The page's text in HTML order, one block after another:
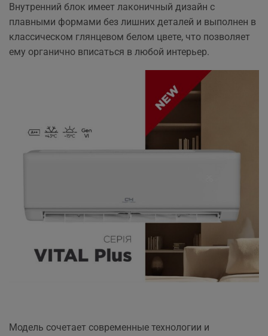
Внутренний блок имеет лаконичный дизайн с
плавными формами без лишних деталей и выполнен в
классическом глянцевом белом цвете, что позволяет
ему органично вписаться в любой интерьер.
Модель сочетает современные технологии и